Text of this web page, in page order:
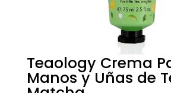
Teaology Crema
Manos y Uñas de